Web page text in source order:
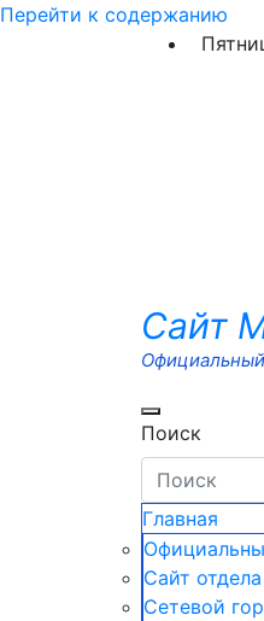
Перейти к содержанию
Сайт
Поиск
Главная
Сайт
Сетевой